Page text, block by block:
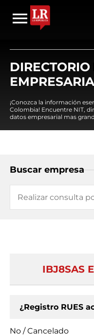
¡Conozca la información
Colombia! Encuentre NIT,
datos empresarial mas
Buscar empresa
IBJ8SAS
¿Registro RUES
No / Cancelado